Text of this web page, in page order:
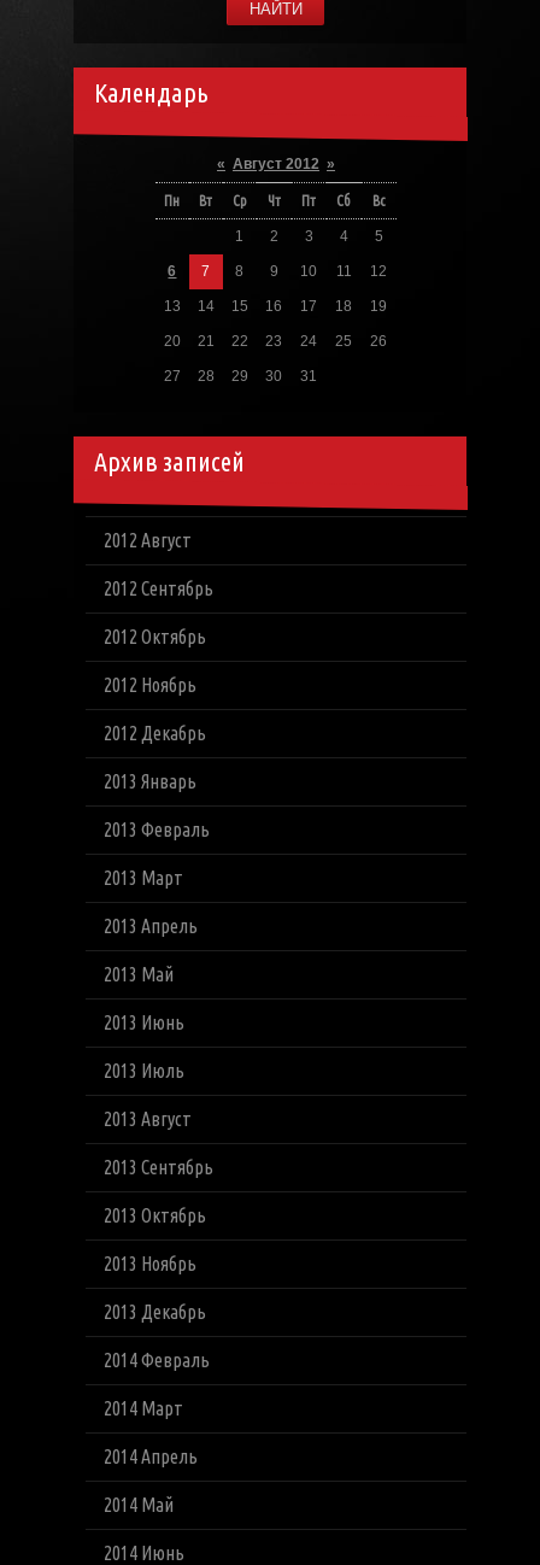
Календарь
« Август 2012 »
Пн Вт Ср Чт Пт Сб Вс
1 2 3 4 5
6 7 8 9 10 11 12
13 14 15 16 17 18 19
20 21 22 23 24 25 26
27 28 29 30 31
Архив записей
2012 Август
2012 Сентябрь
2012 Октябрь
2012 Ноябрь
2012 Декабрь
2013 Январь
2013 Февраль
2013 Март
2013 Апрель
2013 Май
2013 Июнь
2013 Июль
2013 Август
2013 Сентябрь
2013 Октябрь
2013 Ноябрь
2013 Декабрь
2014 Февраль
2014 Март
2014 Апрель
2014 Май
2014 Июнь